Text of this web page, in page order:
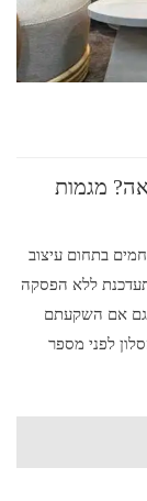
מגמות
בתחום עיצוב
ללא הפסקה
גם אם השקעתם
לפני מספר